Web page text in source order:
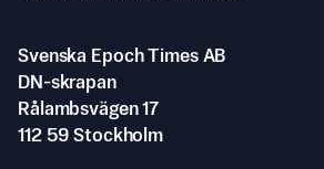
Svenska Epoch Times AB
DN-skrapan
Rålambsvägen 17
112 59 Stockholm